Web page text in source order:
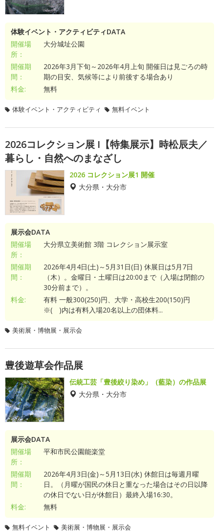
体験イベント・アクティビティDATA
開催場
所：
大分城址公園
開催期
間：
2026年3月下旬～2026年4月上旬 開催日は見ごろの時
期の目安、気候等により前後する場合あり
料金:
無料
体験イベント・アクティビティ 無料イベント
2026コレクション展 I【特集展示】時松辰夫／
暮らし・自然へのまなざし
2026 コレクション展1 開催
大分県・大分市
展示会DATA
開催場
所：
大分県立美術館 3階 コレクション展示室
開催期
間：
2026年4月4日(土)～5月31日(日) 休展日は5月7日
（木）。金曜日・土曜日は20:00まで（入場は閉館の
30分前まで）。
料金:
有料 一般300(250)円、大学・高校生200(150)円
※( )内は有料入場20名以上の団体料...
美術展・博物展・展示会
豊後遊草会作品展
伝統工芸「豊後絞り染め」（藍染）の作品展
大分県・大分市
展示会DATA
開催場
所：
平和市民公園能楽堂
開催期
間：
2026年4月3日(金)～5月13日(水) 休館日は毎週月曜
日。（月曜が国民の休日と重なった場合はその日以降
の休日でない日が休館日）最終入場16:30。
料金:
無料
無料イベント 美術展・博物展・展示会